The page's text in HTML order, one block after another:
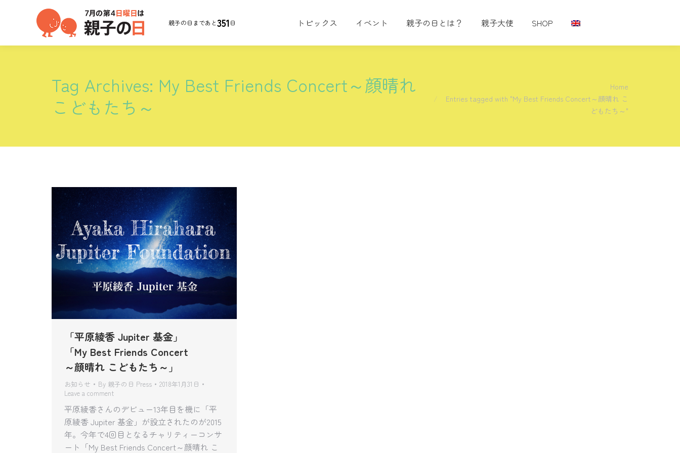
親子の日まであと351日 トピックス イベント 親子の日とは？ 親子大使 SHOP
Tag Archives: My Best Friends Concert～顔晴れ
こどもたち～
Home
Entries tagged with "My Best Friends Concert～顔晴れ こ
どもたち～"
「平原綾香 Jupiter 基金」
「My Best Friends Concert
～顔晴れ こどもたち～」
お知らせ By 親子の日 Press
2018年1月31日
Leave a comment
平原綾香さんのデビュー13年目を機に「平
原綾香 Jupiter 基金」が設立されたのが2015
年。今年で4回目となるチャリティーコンサ
ート「My Best Friends Concert～顔晴れ こ